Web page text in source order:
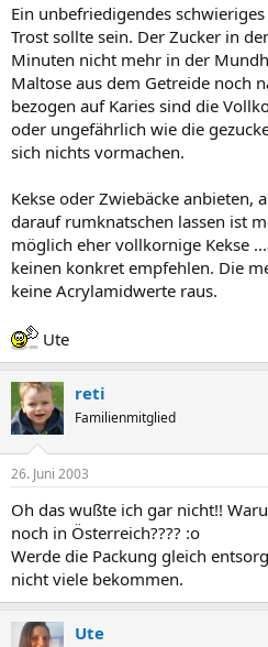
Ein unbefriedigendes
Trost sollte sein. Der Zucker in
Minuten nicht mehr in der
Maltose aus dem Getreide noch
bezogen auf Karies sind die
oder ungefährlich wie die
sich nichts vormachen.
Kekse oder Zwiebäcke anbieten,
darauf rumknatschen lassen ist
möglich eher vollkornige Kekse
keinen konkret empfehlen. Die
keine Acrylamidwerte raus.
Ute
reti
Familienmitglied
26. Juni 2003
Oh das wußte ich gar nicht!!
noch in Österreich???? :o
Werde die Packung gleich
nicht viele bekommen.
Ute